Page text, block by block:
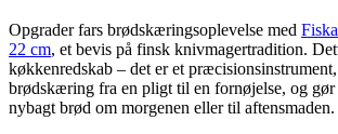
Opgrader fars brødskæringsoplevelse med
22 cm, et bevis på finsk knivmagertradition.
køkkenredskab – det er et
brødskæring fra en pligt til en fornøjelse, og
nybagt brød om morgenen eller til aftensmaden.